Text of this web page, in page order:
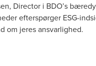
Director i BDO’s
efterspørger ESG-
om jeres ansvarlighed.